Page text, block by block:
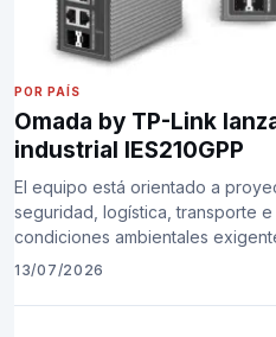
POR PAÍS
Omada by TP-Link
industrial IES210GPP
El equipo está orientado a
seguridad, logística, transporte
condiciones ambientales
13/07/2026